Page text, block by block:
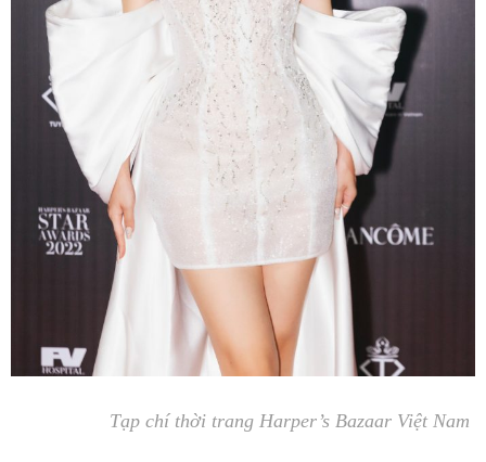
Tạp chí thời trang Harper’s Bazaar Việt Nam